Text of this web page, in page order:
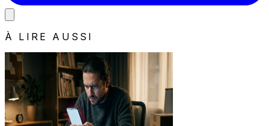
À LIRE AUSSI